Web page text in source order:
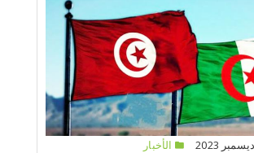
الأخبار